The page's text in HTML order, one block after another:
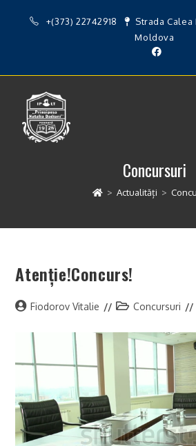
+(373) 22742918
Strada Calea
Moldova
Concursuri
> Actualități >
Atenție!Concurs!
PostFiodorov Vitalie
PostConcursuri